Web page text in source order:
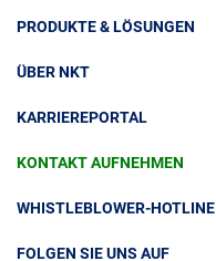
PRODUKTE & LÖSUNGEN
Hochspannung
Kabelgarnituren
Mittelspannungskabel
Niederspannungskabel
ÜBER NKT
News & Presse
Unsere Geschichte
Investoren
Nachhaltigkeit
KARRIEREPORTAL
KONTAKT AUFNEHMEN
WHISTLEBLOWER-HOTLINE
FOLGEN SIE UNS AUF